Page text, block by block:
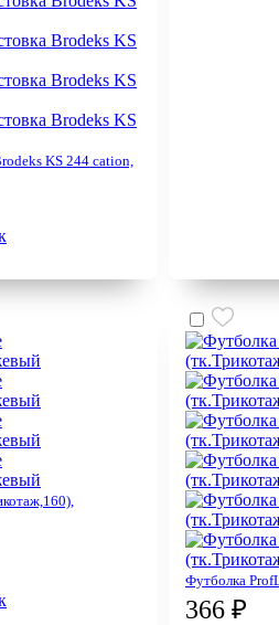
KS 244 cation,
Футболка
366 ₽